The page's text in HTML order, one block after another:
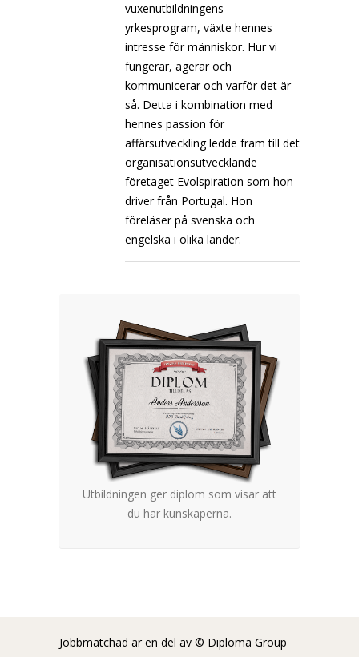
vuxenutbildningens
yrkesprogram, växte hennes
intresse för människor. Hur vi
fungerar, agerar och
kommunicerar och varför det är
så. Detta i kombination med
hennes passion för
affärsutveckling ledde fram till det
organisationsutvecklande
företaget Evolspiration som hon
driver från Portugal. Hon
föreläser på svenska och
engelska i olika länder.
Utbildningen ger diplom som visar att
du har kunskaperna.
Jobbmatchad är en del av © Diploma Group